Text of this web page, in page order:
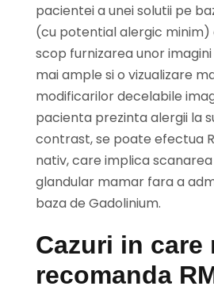
pacientei a unei solutii pe
(cu potential alergic
scop furnizarea unor
mai ample si o vizualizare
modificarilor decelabile
pacienta prezinta alergii la
contrast, se poate efectua
nativ, care implica
glandular mamar fara a
baza de Gadolinium.
Cazuri in care
recomanda